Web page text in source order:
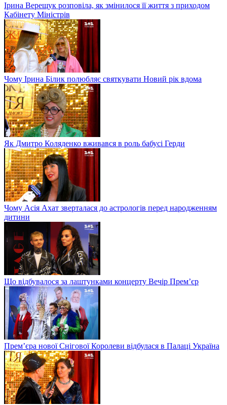
Ірина Верещук розповіла, як змінилося її життя з приходом
Кабінету Міністрів
Чому Ірина Білик полюбляє святкувати Новий рік вдома
Як Дмитро Коляденко вживався в роль бабусі Герди
Чому Асія Ахат зверталася до астрологів перед народженням
дитини
Що відбувалося за лаштунками концерту Вечір Прем’єр
Прем’єра нової Снігової Королеви відбулася в Палаці Україна